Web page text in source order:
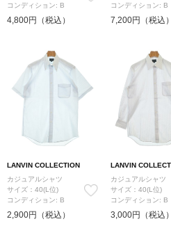
コンディション: B
4,800円（税込）
コンディション: B
7,200円（税込）
LANVIN COLLECTION
カジュアルシャツ
サイズ：40(L位)
コンディション: B
2,900円（税込）
LANVIN
カジュアルシャツ
サイズ：40(L位)
コンディション: B
3,000円（税込）